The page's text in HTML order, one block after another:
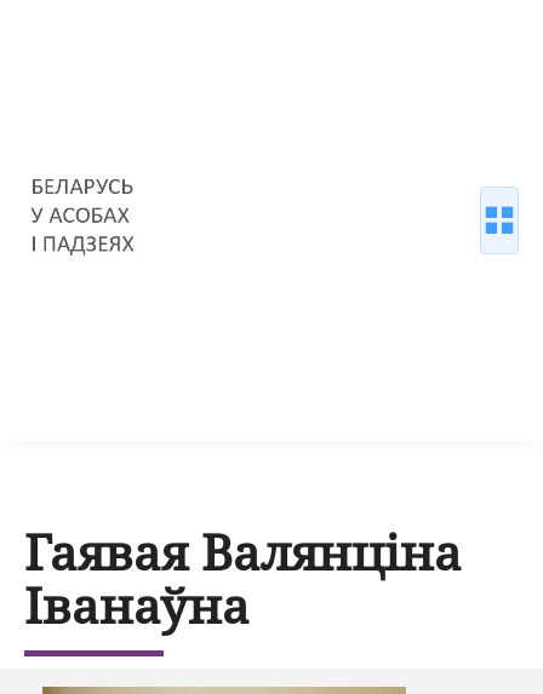
Гаявая Валянціна
Іванаўна